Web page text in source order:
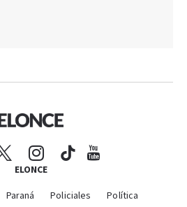
ELONCE
Paraná Policiales
Política